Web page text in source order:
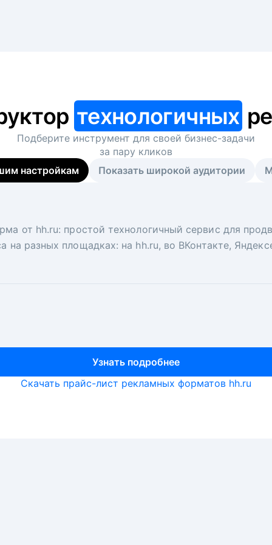
технологичных
Подберите инструмент для своей бизнес-задачи
за пару кликов
настройкам
Показать широкой аудитории
от hh.ru: простой технологичный сервис для
на разных площадках: на hh.ru, во ВКонтакте,
Узнать подробнее
вакансий на главной странице hh.ru.
ключ. Решите, сколько кандидатов и когда вам
рекрутеры и проектные менеджеры hh.ru с
Узнать подробнее
Скачать прайс-лист рекламных форматов hh.ru